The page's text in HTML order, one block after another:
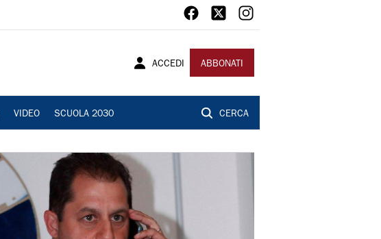
ACCEDI ABBONATI
VIDEO SCUOLA 2030 CERCA